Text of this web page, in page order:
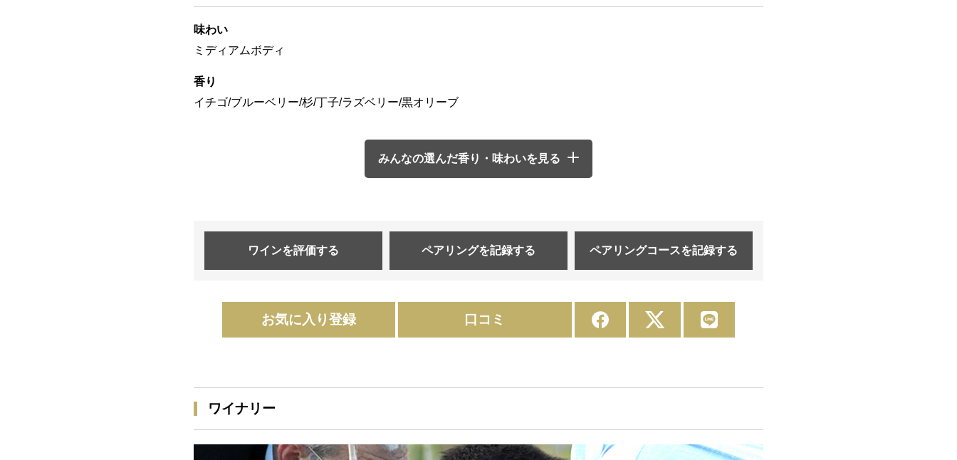
味わい
ミディアムボディ
香り
イチゴ/ブルーベリー/杉/丁子/ラズベリー/黒オリーブ
みんなの選んだ香り・味わいを見る
ワインを評価する ペアリングを記録する ペアリングコースを記録する
お気に入り登録 口コミ
ワイナリー